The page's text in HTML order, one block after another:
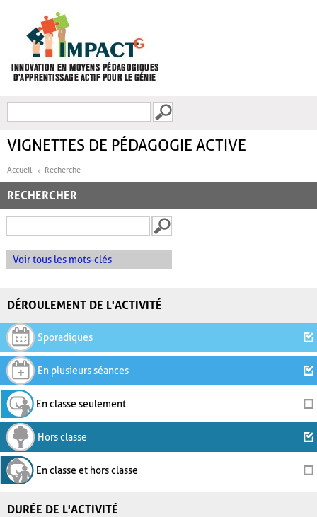
FORMULAIRE DE
VIGNETTES DE PÉDAGOGIE ACTIVE
Accueil Recherche
RECHERCHER
Voir tous les mots-clés
DÉROULEMENT DE L'ACTIVITÉ
Sporadiques
En plusieurs séances
En classe seulement
Hors classe
En classe et hors classe
DURÉE DE L'ACTIVITÉ